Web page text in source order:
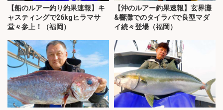
【船のルアー釣り釣果速報】キ
ャスティングで26kgヒラマサ
堂々参上！（福岡）
【沖のルアー釣果速報】玄界灘
&響灘でのタイラバで良型マダ
イ続々登場（福岡）